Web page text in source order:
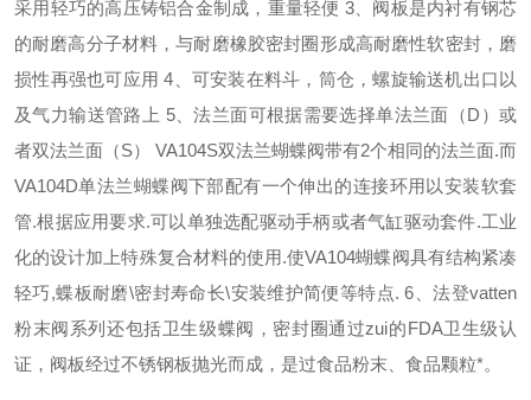
采用轻巧的高压铸铝合金制成，重量轻便 3、阀板是内衬有钢芯
的耐磨高分子材料，与耐磨橡胶密封圈形成高耐磨性软密封，磨
损性再强也可应用 4 、可安装在料斗，筒仓，螺旋输送机出口以
及气力输送管路上 5、法兰面可根据需要选择单法兰面（D ）或
者双法兰面（S） VA104S双法兰蝴蝶阀带有2个相同的法兰面.而
VA104D单法兰蝴蝶阀下部配有一个伸出的连接环用以安装软套
管.根据应用要求.可以单独选配驱动手柄或者气缸驱动套件.工业
化的设计加上特殊复合材料的使用.使VA104蝴蝶阀具有结构紧凑
轻巧,蝶板耐磨\密封寿命长\安装维护简便等特点. 6 、法登vatten
粉末阀系列还包括卫生级蝶阀，密封圈通过zui的FDA卫生级认
证，阀板经过不锈钢板抛光而成，是过食品粉末、食品颗粒*。